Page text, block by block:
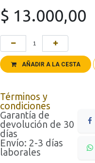
$ 13.000,00
AÑADIR A LA CESTA
Términos y
condiciones
Garantía de
devolución de 30
días
Envío: 2-3 días
laborales